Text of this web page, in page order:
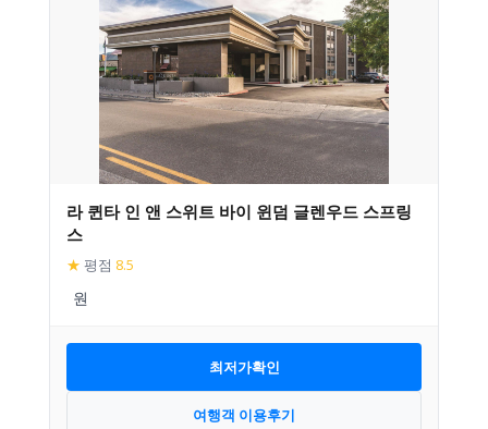
라 퀸타 인 앤 스위트 바이 윈덤 글렌우드 스프링
스
★ 평점 8.5
최저가확인
여행객 이용후기